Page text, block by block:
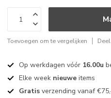
Toevoegen om te vergelijken
Op werkdagen vóór 16.00u
Elke week nieuwe items
Gratis verzending vanaf